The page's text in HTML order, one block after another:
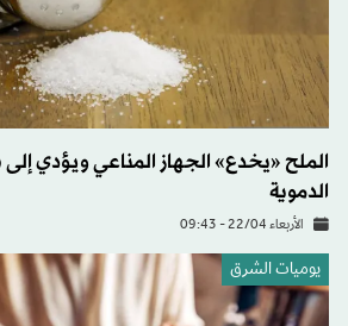
الملح «يخدع» الجهاز المناعي ويؤدي
الدموية
الأربعاء 22/04 - 09:43
يوميات الشرق